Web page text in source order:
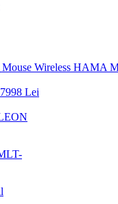
Mouse Wireless HAMA
7998 Lei